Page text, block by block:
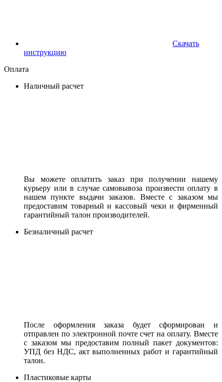
Скачать
инструкцию
Оплата
Наличный расчет
Вы можете оплатить заказ при получении нашему
курьеру или в случае самовывоза произвести оплату в
нашем пункте выдачи заказов. Вместе с заказом мы
предоставим товарный и кассовый чеки и фирменный
гарантийный талон производителей.
Безналичный расчет
После оформления заказа будет сформирован и
отправлен по электронной почте счет на оплату. Вместе
с заказом мы предоставим полный пакет документов:
УПД без НДС, акт выполненных работ и гарантийный
талон.
Пластиковые карты